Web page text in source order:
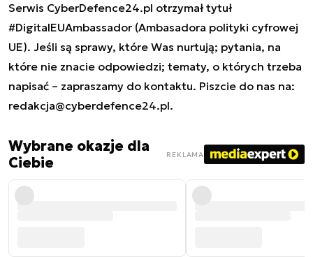
Serwis CyberDefence24.pl otrzymał tytuł
#DigitalEUAmbassador (Ambasadora polityki cyfrowej
UE). Jeśli są sprawy, które Was nurtują; pytania, na
które nie znacie odpowiedzi; tematy, o których trzeba
napisać – zapraszamy do kontaktu. Piszcie do nas na:
redakcja@cyberdefence24.pl.
Wybrane okazje dla
Ciebie
REKLAMA